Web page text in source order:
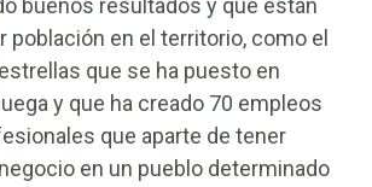
buenos resultados y que están
población en el territorio, como el
que se ha puesto en
y que ha creado 70 empleos
que aparte de tener
en un pueblo determinado